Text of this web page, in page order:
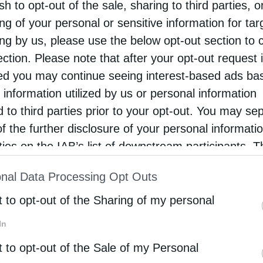
to opt-out of the sale, sharing to third parties,
of your personal or sensitive information for
by us, please use the below opt-out section to
Please note that after your opt-out request
you may continue seeing interest-based ads
information utilized by us or personal information
to third parties prior to your opt-out. You may
the further disclosure of your personal
on the IAB’s list of downstream participants.
of Downstream Participantsthat may further
parties.
Data Processing Opt Outs
to opt-out of the Sharing of my personal
to opt-out of the Sale of my Personal
Αντώνιου Xρήστου, εφημερίου του ιερού ναού
Θεοτόκου Δικηγορικών Γλυφάδας Σε
το άρθρο θα ασχοληθούμε με άλλη μία μάστιγα,
γνώμη μας, που εξαπλώνεται τα …
εμπνευσμένο από τον Χριστόδουλο στον
χώρο
4 Μαΐου 2016
του Πάσχα ξεκίνησε την πορεία του μέσω
το νέο «Πατριωτικό Κίνημα Νεολαίας
ένα κόμμα εμπνευσμένο από τον